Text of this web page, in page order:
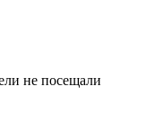
не посещали